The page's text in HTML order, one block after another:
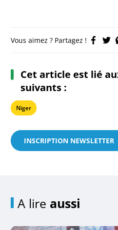
Vous aimez ? Partagez !
Cet article est lié
suivants :
Niger
INSCRIPTION NEWSLETTER
A lire aussi